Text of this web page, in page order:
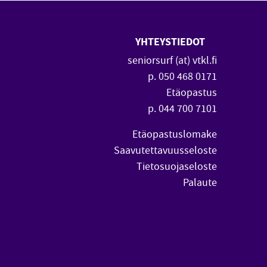
YHTEYSTIEDOT
seniorsurf (at) vtkl.fi
p. 050 468 0171
Etäopastus
p. 044 700 7101
Etäopastuslomake
Saavutettavuusseloste
Tietosuojaseloste
Palaute